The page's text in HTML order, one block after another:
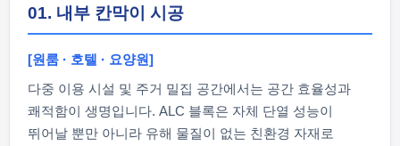
01. 내부 칸막이 시공
[원룸 · 호텔 · 요양원]
다중 이용 시설 및 주거 밀집 공간에서는 공간 효율성과
쾌적함이 생명입니다. ALC 블록은 자체 단열 성능이
뛰어날 뿐만 아니라 유해 물질이 없는 친환경 자재로